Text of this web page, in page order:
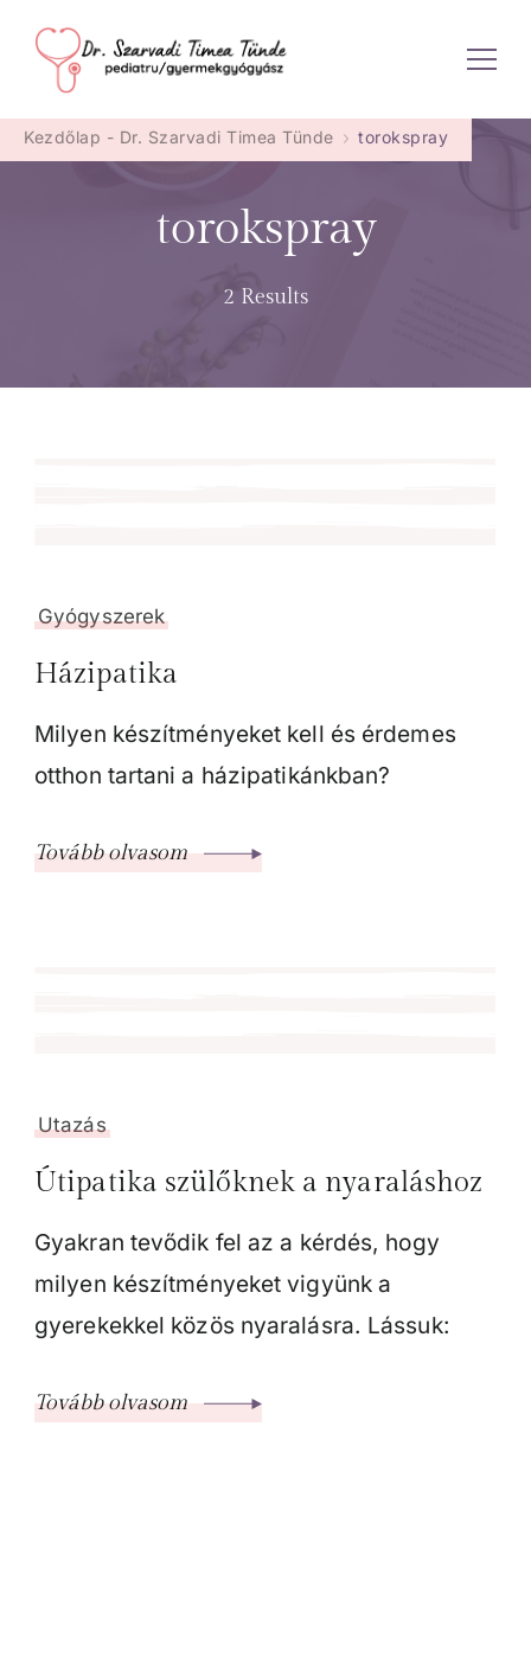
Dr. Szarvadi Timea Tünde
Kezdőlap - Dr. Szarvadi Timea Tünde torokspray
torokspray
2 Results
Gyógyszerek
Házipatika
Milyen készítményeket kell és érdemes
otthon tartani a házipatikánkban?
Tovább olvasom
Utazás
Útipatika szülőknek a nyaraláshoz
Gyakran tevődik fel az a kérdés, hogy
milyen készítményeket vigyünk a
gyerekekkel közös nyaralásra. Lássuk:
Tovább olvasom